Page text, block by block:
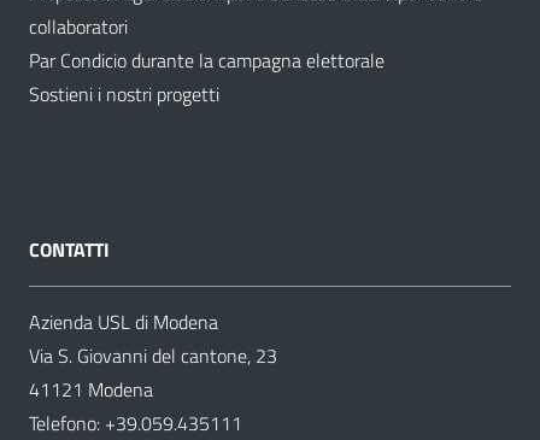
collaboratori
Par Condicio durante la campagna elettorale
Sostieni i nostri progetti
CONTATTI
Azienda USL di Modena
Via S. Giovanni del cantone, 23
41121 Modena
Telefono: +39.059.435111